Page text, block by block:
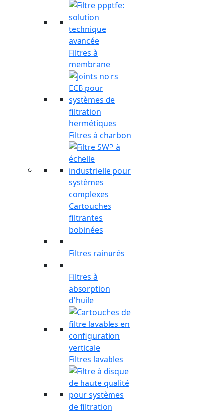
Filtres à
membrane
Filtres à charbon
Cartouches
filtrantes
bobinées
Filtres rainurés
Filtres à
absorption
d'huile
Filtres lavables